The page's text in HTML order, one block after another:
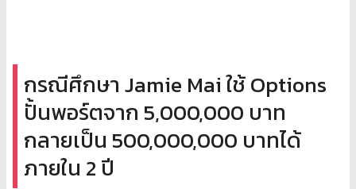
กรณีศึกษา Jamie Mai ใช้ Options
ปั้นพอร์ตจาก 5,000,000 บาท
กลายเป็น 500,000,000 บาทได้
ภายใน 2 ปี